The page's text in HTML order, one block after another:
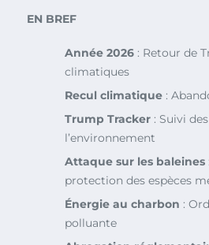
EN BREF
Année 2026 : Retour de
climatiques
Recul climatique :
Trump Tracker : Suivi
l’environnement
Attaque sur les baleines
protection des espèces
Énergie au charbon :
polluante